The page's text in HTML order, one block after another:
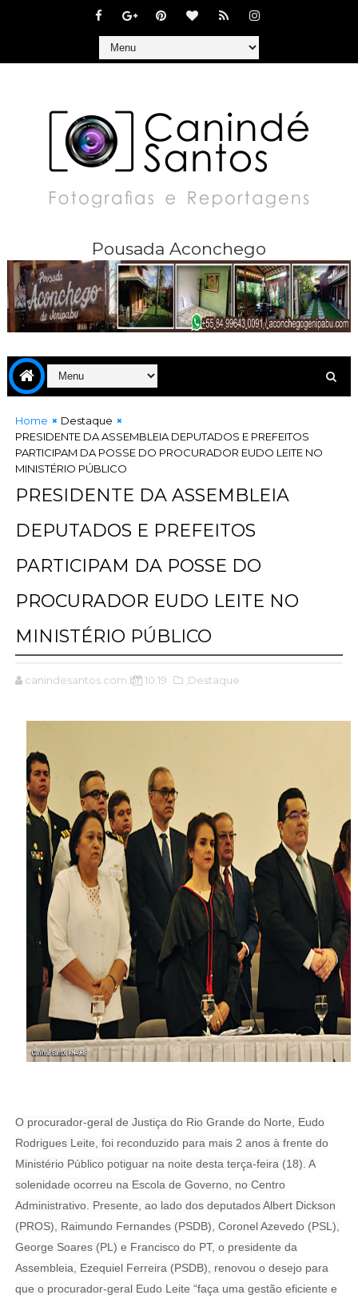
Pousada Aconchego
Home
Destaque
PRESIDENTE DA ASSEMBLEIA DEPUTADOS E PREFEITOS
PARTICIPAM DA POSSE DO PROCURADOR EUDO LEITE NO
MINISTÉRIO PÚBLICO
PRESIDENTE DA ASSEMBLEIA
DEPUTADOS E PREFEITOS
PARTICIPAM DA POSSE DO
PROCURADOR EUDO LEITE NO
MINISTÉRIO PÚBLICO
canindesantos.com.br 10:19 ,Destaque
O procurador-geral de Justiça do Rio Grande do Norte, Eudo
Rodrigues Leite, foi reconduzido para mais 2 anos à frente do
Ministério Público potiguar na noite desta terça-feira (18). A
solenidade ocorreu na Escola de Governo, no Centro
Administrativo. Presente, ao lado dos deputados Albert Dickson
(PROS), Raimundo Fernandes (PSDB), Coronel Azevedo (PSL),
George Soares (PL) e Francisco do PT, o presidente da
Assembleia, Ezequiel Ferreira (PSDB), renovou o desejo para
que o procurador-geral Eudo Leite “faça uma gestão eficiente e